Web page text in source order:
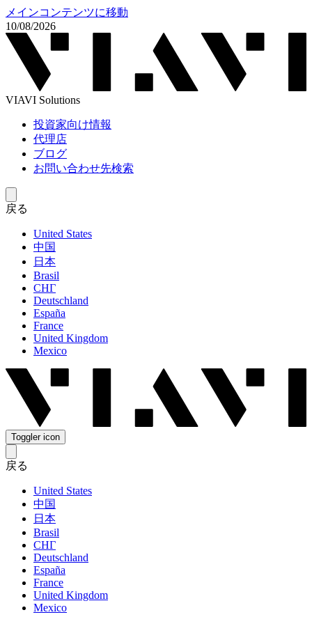
メインコンテンツに移動
10/08/2026
VIAVI Solutions
投資家向け情報
代理店
ブログ
お問い合わせ先検索
戻る
United States
中国
日本
Brasil
СНГ
Deutschland
España
France
United Kingdom
Mexico
Toggler icon
戻る
United States
中国
日本
Brasil
СНГ
Deutschland
España
France
United Kingdom
Mexico